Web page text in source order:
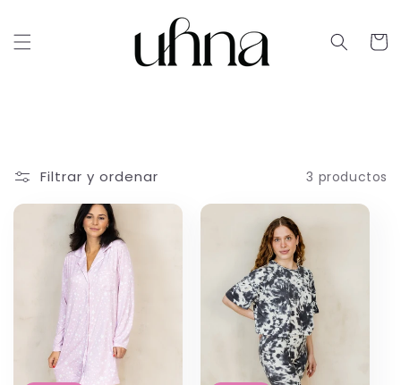
al contenido
Carrito
Filtrar y ordenar 3 productos